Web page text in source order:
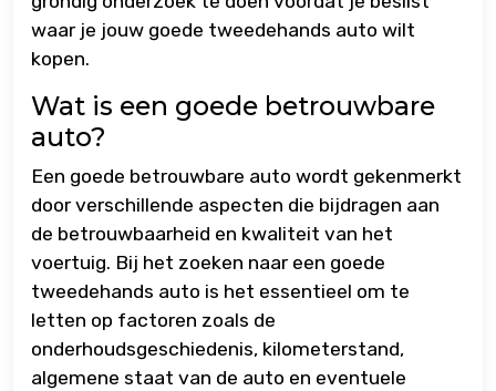
waar je jouw goede tweedehands auto wilt
kopen.
Wat is een goede betrouwbare
auto?
Een goede betrouwbare auto wordt gekenmerkt
door verschillende aspecten die bijdragen aan
de betrouwbaarheid en kwaliteit van het
voertuig. Bij het zoeken naar een goede
tweedehands auto is het essentieel om te
letten op factoren zoals de
onderhoudsgeschiedenis, kilometerstand,
algemene staat van de auto en eventuele